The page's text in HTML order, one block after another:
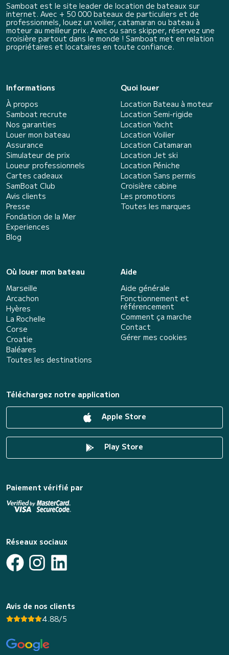
Samboat est le site leader de location de bateaux sur
internet. Avec + 50 000 bateaux de particuliers et de
professionnels, louez un voilier, catamaran ou bateau à
moteur au meilleur prix. Avec ou sans skipper, réservez une
croisière partout dans le monde ! Samboat met en relation
propriétaires et locataires en toute confiance.
Informations
À propos
Samboat recrute
Nos garanties
Louer mon bateau
Assurance
Simulateur de prix
Loueur professionnels
Cartes cadeaux
SamBoat Club
Avis clients
Presse
Fondation de la Mer
Experiences
Blog
Quoi louer
Location Bateau à moteur
Location Semi-rigide
Location Yacht
Location Voilier
Location Catamaran
Location Jet ski
Location Péniche
Location Sans permis
Croisière cabine
Les promotions
Toutes les marques
Où louer mon bateau
Marseille
Arcachon
Hyères
La Rochelle
Corse
Croatie
Baléares
Toutes les destinations
Aide
Aide générale
Fonctionnement et
référencement
Comment ça marche
Contact
Gérer mes cookies
Téléchargez notre application
Apple Store
Play Store
Paiement vérifié par
Réseaux sociaux
Avis de nos clients
4.88/5